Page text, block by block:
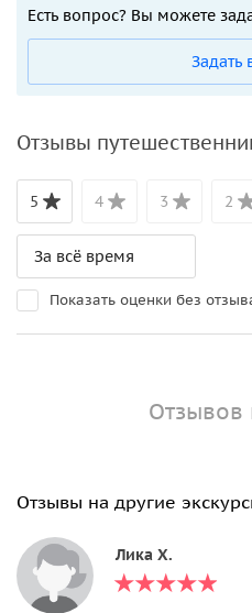
Есть вопрос? Вы можете
Задать
Отзывы
5 4 3 2
Показать оценки без
Отзывов
Отзывы на другие
Лика Х.